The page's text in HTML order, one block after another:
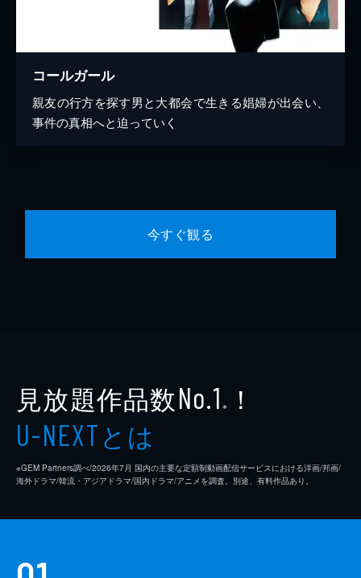
コールガール
親友の行方を探す男と大都会で生きる娼婦が出会い、
事件の真相へと迫っていく
今すぐ観る
見放題作品数No.1 ※ ！
U-NEXTとは
※GEM Partners調べ/2026年7⽉ 国内の主要な定額制動画配信サービスにおける洋画/邦画/
海外ドラマ/韓流・アジアドラマ/国内ドラマ/アニメを調査。別途、有料作品あり。